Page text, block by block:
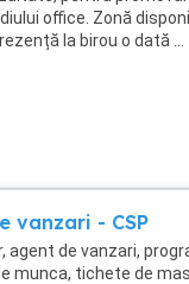
office. Zonă
la birou o dată ...
vanzari - CSP
de vanzari,
munca, tichete de